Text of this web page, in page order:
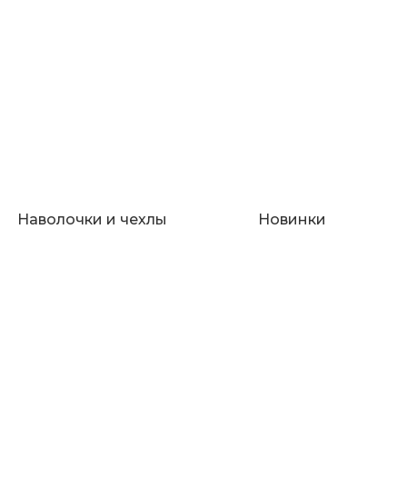
Наволочки и чехлы Новинки